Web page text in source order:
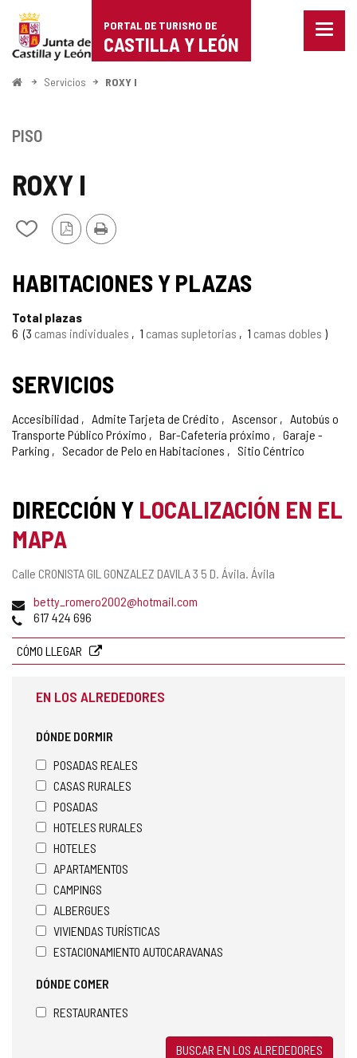
Portal
de
Turismo
Castilla
León
PORTAL DE TURISMO DE
CASTILLA Y LEÓN
Menu
InicioServicios ROXY I
ROXY I
Añadir/quitar
cuadernos
Versión
PDF
Imprimir
PISO
HABITACIONES Y PLAZAS
Total plazas
6 3 camas individuales 1 camas supletorias 1 camas dobles
SERVICIOS
Accesibilidad Admite Tarjeta de Crédito Ascensor
Autobús o
Transporte Público Próximo
Bar-Cafetería próximo
Garaje -
Parking
Secador de Pelo en Habitaciones Sitio Céntrico
DIRECCIÓN Y LOCALIZACIÓN EN EL
MAPA
Dirección
Calle CRONISTA GIL GONZALEZ DAVILA 3 5 D. Ávila. Ávila
Dirección
de
electrónico
betty_romero2002@hotmail.com
Teléfonos
617 424 696
CÓMO LLEGAR
EN LOS ALREDEDORES
DÓNDE DORMIR
POSADAS REALES
CASAS RURALES
POSADAS
HOTELES RURALES
HOTELES
APARTAMENTOS
CAMPINGS
ALBERGUES
VIVIENDAS TURÍSTICAS
ESTACIONAMIENTO AUTOCARAVANAS
DÓNDE COMER
RESTAURANTES
BUSCAR EN LOS ALREDEDORES